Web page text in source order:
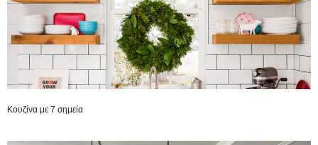
Κουζίνα με 7 σημεία